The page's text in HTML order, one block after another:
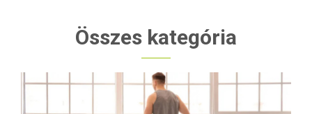
Összes kategória